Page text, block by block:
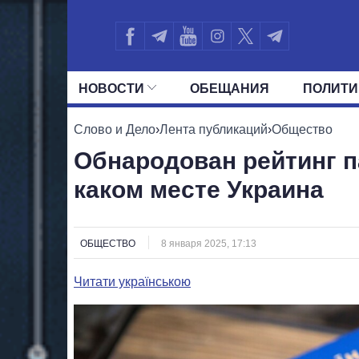
НОВОСТИ ОБЕЩАНИЯ
ВСЕ ПОЛИТИКИ ПРЕЗИДЕНТ И
Слово и Дело›Лента публикаций›Общество
Обнародован рейтинг
каком месте Украина
ОБЩЕСТВО 8 января 2025, 17:13
Читати українською